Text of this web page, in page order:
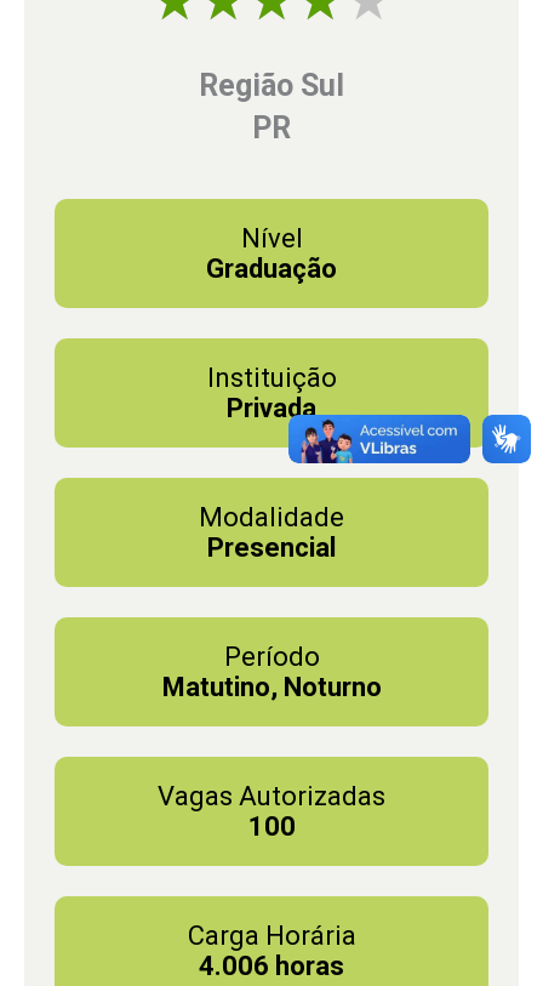
Região Sul
PR
Nível
Graduação
Instituição
Privada
Modalidade
Presencial
Período
Matutino, Noturno
Vagas Autorizadas
100
Carga Horária
4.006 horas